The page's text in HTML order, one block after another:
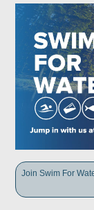
Join Swim For